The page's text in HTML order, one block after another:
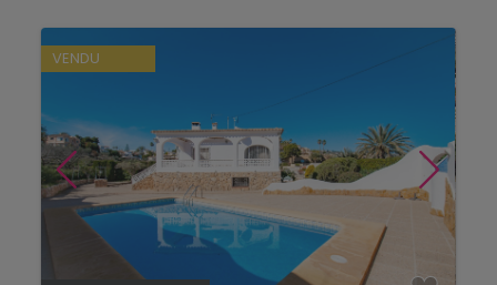
VENDU